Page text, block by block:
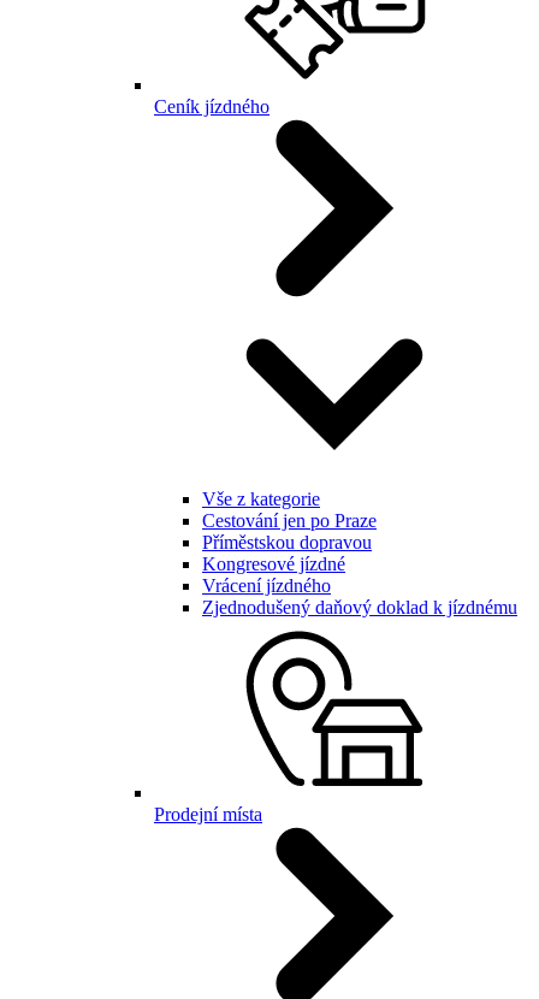
Ceník jízdného
Vše z kategorie
Cestování jen po Praze
Příměstskou dopravou
Kongresové jízdné
Vrácení jízdného
Zjednodušený daňový doklad k jízdnému
Prodejní místa